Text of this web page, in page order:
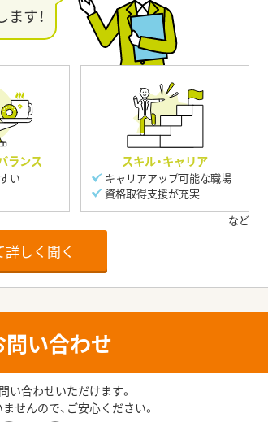
す！
ランス
い
スキル・キャリア
キャリアアップ可能な職場
資格取得支援が充実
しく聞く
い合わせ
い合わせいただけます。
せんので、ご安心ください。